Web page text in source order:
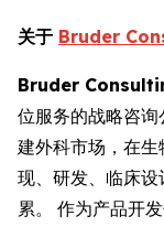
关于 Bruder
Bruder
位服务的战略咨
建外科市场，在
现、研发、临床
累。 作为产品开